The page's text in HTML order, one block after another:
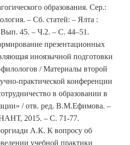
образования. Сер.:
– Сб. статей: – Ялта :
45. – Ч.2. – С. 44–51.
презентационных
иноязычной подготовки
/ Материалы второй
практической конференции
в образовании в
/ отв. ред. В.М.Ефимова. –
2015. – С. 71-77.
А.К. К вопросу об
учебной практики